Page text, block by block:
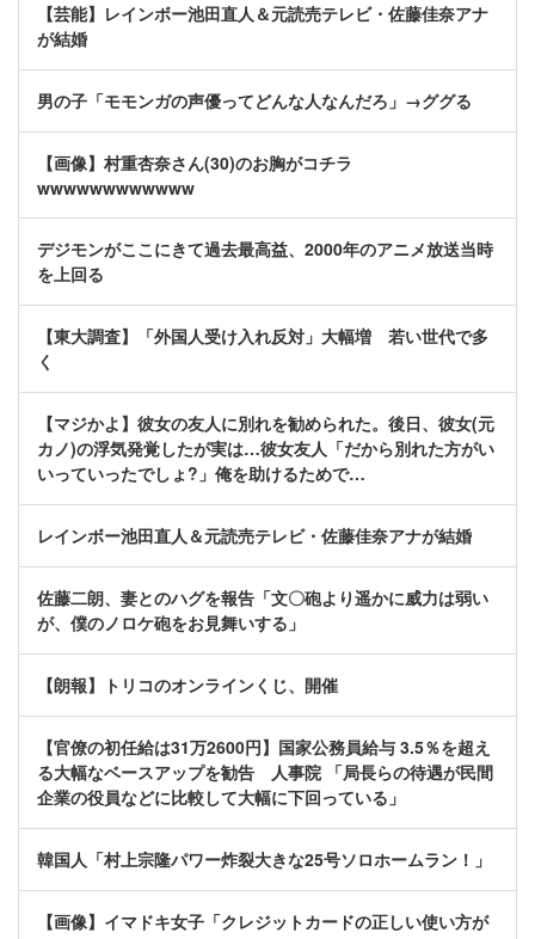
【芸能】レインボー池田直人＆元読売テレビ・佐藤佳奈アナ
が結婚
男の子「モモンガの声優ってどんな人なんだろ」→ググる
【画像】村重杏奈さん(30)のお胸がコチラ
wwwwwwwwwwww
デジモンがここにきて過去最高益、2000年のアニメ放送当時
を上回る
【東大調査】「外国人受け入れ反対」大幅増 若い世代で多
く
【マジかよ】彼女の友人に別れを勧められた。後日、彼女(元
カノ)の浮気発覚したが実は…彼女友人「だから別れた方がい
いっていったでしょ?」俺を助けるためで…
レインボー池田直人＆元読売テレビ・佐藤佳奈アナが結婚
佐藤二朗、妻とのハグを報告「文〇砲より遥かに威力は弱い
が、僕のノロケ砲をお見舞いする」
【朗報】トリコのオンラインくじ、開催
【官僚の初任給は31万2600円】国家公務員給与 3.5％を超え
る大幅なベースアップを勧告 人事院 「局長らの待遇が民間
企業の役員などに比較して大幅に下回っている」
韓国人「村上宗隆パワー炸裂大きな25号ソロホームラン！」
【画像】イマドキ女子「クレジットカードの正しい使い方が